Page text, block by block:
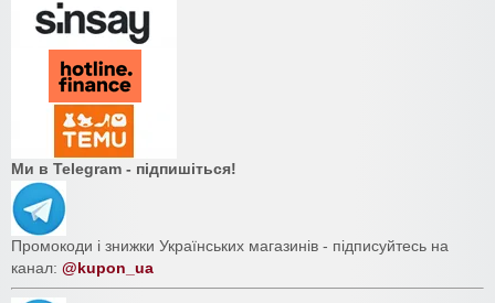
Ми в Telegram - підпишіться!
Промокоди і знижки Українських магазинів - підписуйтесь на
канал: @kupon_ua